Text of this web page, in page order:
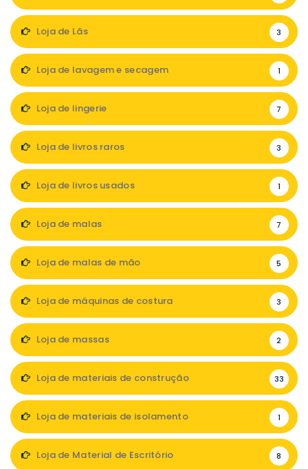
Loja de Lãs 3
Loja de lavagem e secagem 1
Loja de lingerie 7
Loja de livros raros 3
Loja de livros usados 1
Loja de malas 7
Loja de malas de mão 5
Loja de máquinas de costura 3
Loja de massas 2
Loja de materiais de construção 33
Loja de materiais de isolamento 1
Loja de Material de Escritório 8